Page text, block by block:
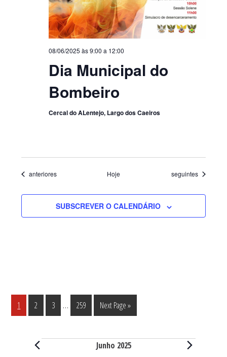
Dia Municipal do
Bombeiro
08/06/2025 às 9:00 a 12:00
Cercal do ALentejo, Largo dos Caeiros
Eventos
anteriores Hoje Eventos
seguintes
SUBSCREVER O CALENDÁRIO
Página
1 Página
2 Página
3
Interim
pages
… Página
259
Go
to
Next Page »
Eventos Junho 2025